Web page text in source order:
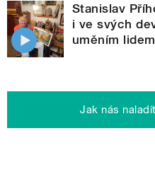
Stanislav
i ve svých
uměním
Jak nás